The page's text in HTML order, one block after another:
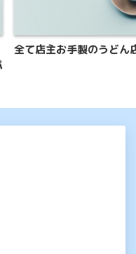
全て店主お手製のうどん